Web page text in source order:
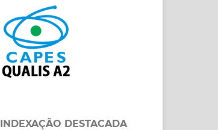
INDEXAÇÃO DESTACADA